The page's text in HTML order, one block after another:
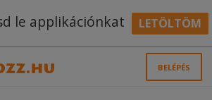
le applikációnkat LETÖLTÖM
BELÉPÉS